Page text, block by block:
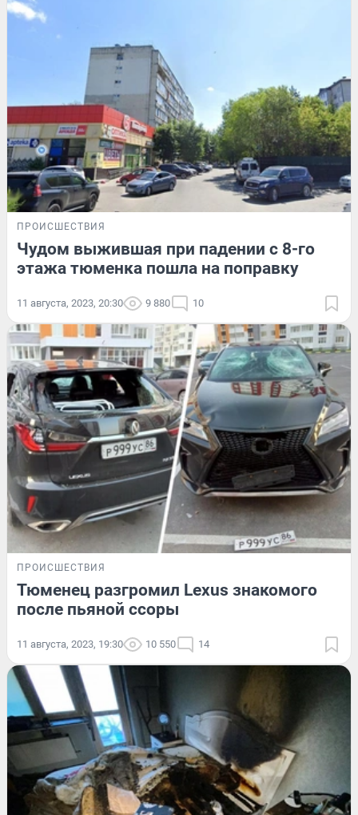
ПРОИСШЕСТВИЯ
Чудом выжившая при падении с 8-го
этажа тюменка пошла на поправку
11 августа, 2023, 20:30 9 880 10
ПРОИСШЕСТВИЯ
Тюменец разгромил Lexus знакомого
после пьяной ссоры
11 августа, 2023, 19:30 10 550 14